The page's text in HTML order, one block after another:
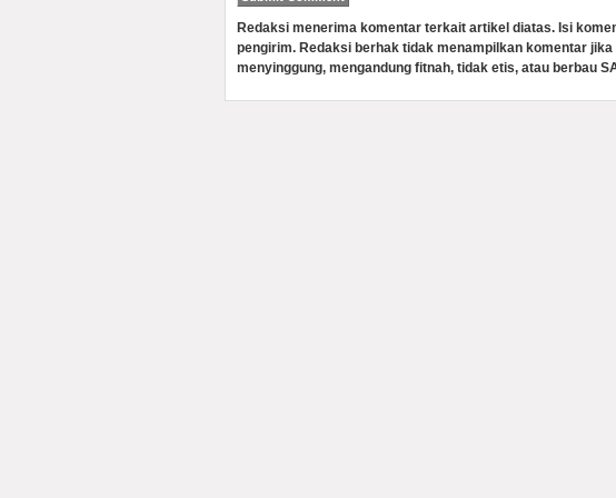
Redaksi menerima komentar terkait artikel diatas. Isi
pengirim. Redaksi berhak tidak menampilkan komentar
menyinggung, mengandung fitnah, tidak etis, atau berbau